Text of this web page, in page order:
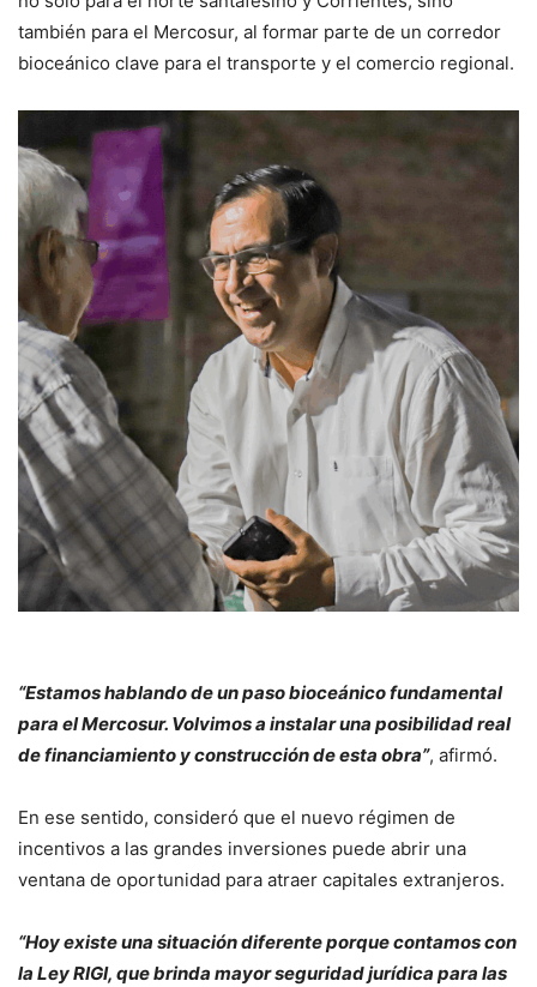
también para el Mercosur, al formar parte de un corredor
bioceánico clave para el transporte y el comercio regional.
“Estamos hablando de un paso bioceánico fundamental
para el Mercosur. Volvimos a instalar una posibilidad real
de financiamiento y construcción de esta obra”, afirmó.
En ese sentido, consideró que el nuevo régimen de
incentivos a las grandes inversiones puede abrir una
ventana de oportunidad para atraer capitales extranjeros.
“Hoy existe una situación diferente porque contamos con
la Ley RIGI, que brinda mayor seguridad jurídica para las